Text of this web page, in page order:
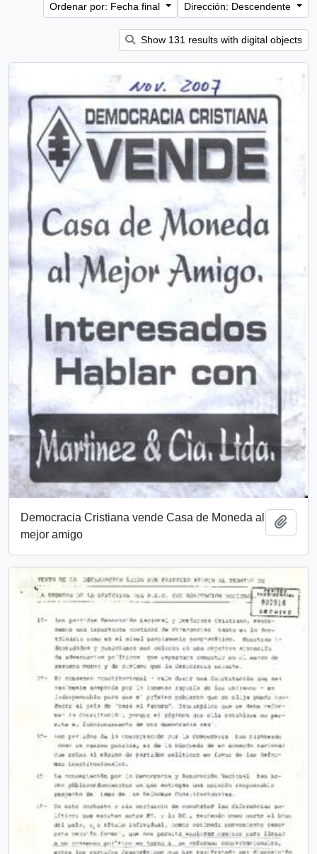
Ordenar por: Fecha final
Dirección: Descendente
Show 131 results with digital objects
Democracia Cristiana vende Casa de Moneda al
mejor amigo